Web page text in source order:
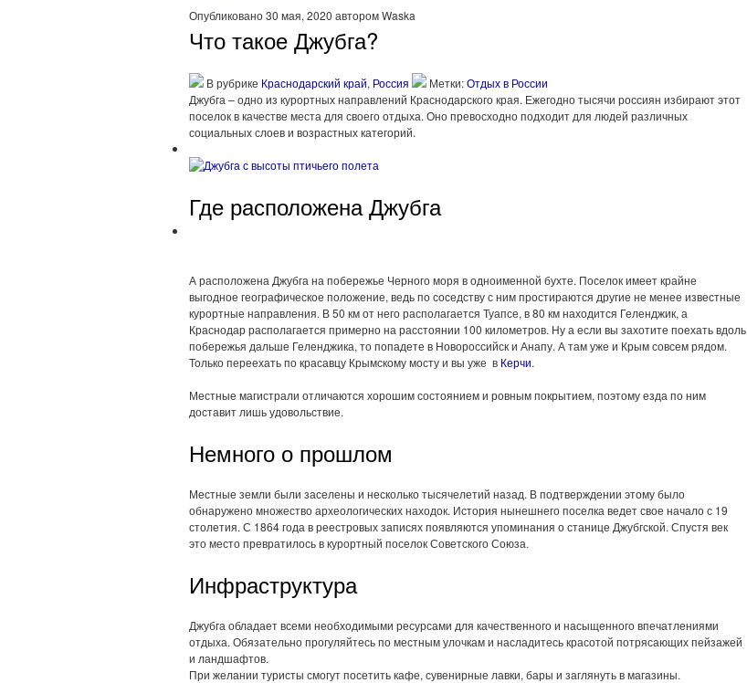
Симферополь
По Золотому кольцу
Санкт-Петербург
Сибирь
Алтай
Урал
Доминикана
Мексика
Опубликовано 30 мая, 2020 автором Waska
Что такое Джубга?
В рубрике Краснодарский край, Россия Метки:Отдых в России
Джубга – одно из курортных направлений Краснодарского края. Ежегодно тысячи россиян избирают этот
поселок в качестве места для своего отдыха. Оно превосходно подходит для людей различных
социальных слоев и возрастных категорий.
Где расположена Джубга
А расположена Джубга на побережье Черного моря в одноименной бухте. Поселок имеет крайне
выгодное географическое положение, ведь по соседству с ним простираются другие не менее известные
курортные направления. В 50 км от него располагается Туапсе, в 80 км находится Геленджик, а
Краснодар располагается примерно на расстоянии 100 километров. Ну а если вы захотите поехать вдоль
побережья дальше Геленджика, то попадете в Новороссийск и Анапу. А там уже и Крым совсем рядом.
Только переехать по красавцу Крымскому мосту и вы уже в Керчи.
Местные магистрали отличаются хорошим состоянием и ровным покрытием, поэтому езда по ним
доставит лишь удовольствие.
Немного о прошлом
Местные земли были заселены и несколько тысячелетий назад. В подтверждении этому было
обнаружено множество археологических находок. История нынешнего поселка ведет свое начало с 19
столетия. С 1864 года в реестровых записях появляются упоминания о станице Джубгской. Спустя век
это место превратилось в курортный поселок Советского Союза.
Инфраструктура
Джубга обладает всеми необходимыми ресурсами для качественного и насыщенного впечатлениями
отдыха. Обязательно прогуляйтесь по местным улочкам и насладитесь красотой потрясающих пейзажей
и ландшафтов.
При желании туристы смогут посетить кафе, сувенирные лавки, бары и заглянуть в магазины.